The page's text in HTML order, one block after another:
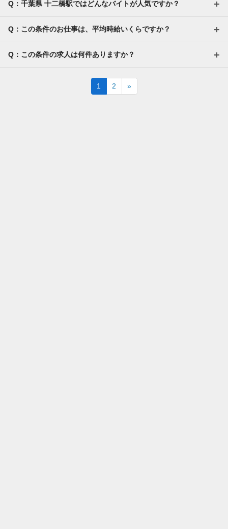
Q：千葉県 十二橋駅ではどんなバイトが人気ですか？
Q：この条件のお仕事は、平均時給いくらですか？
Q：この条件の求人は何件ありますか？
1 2 »Next